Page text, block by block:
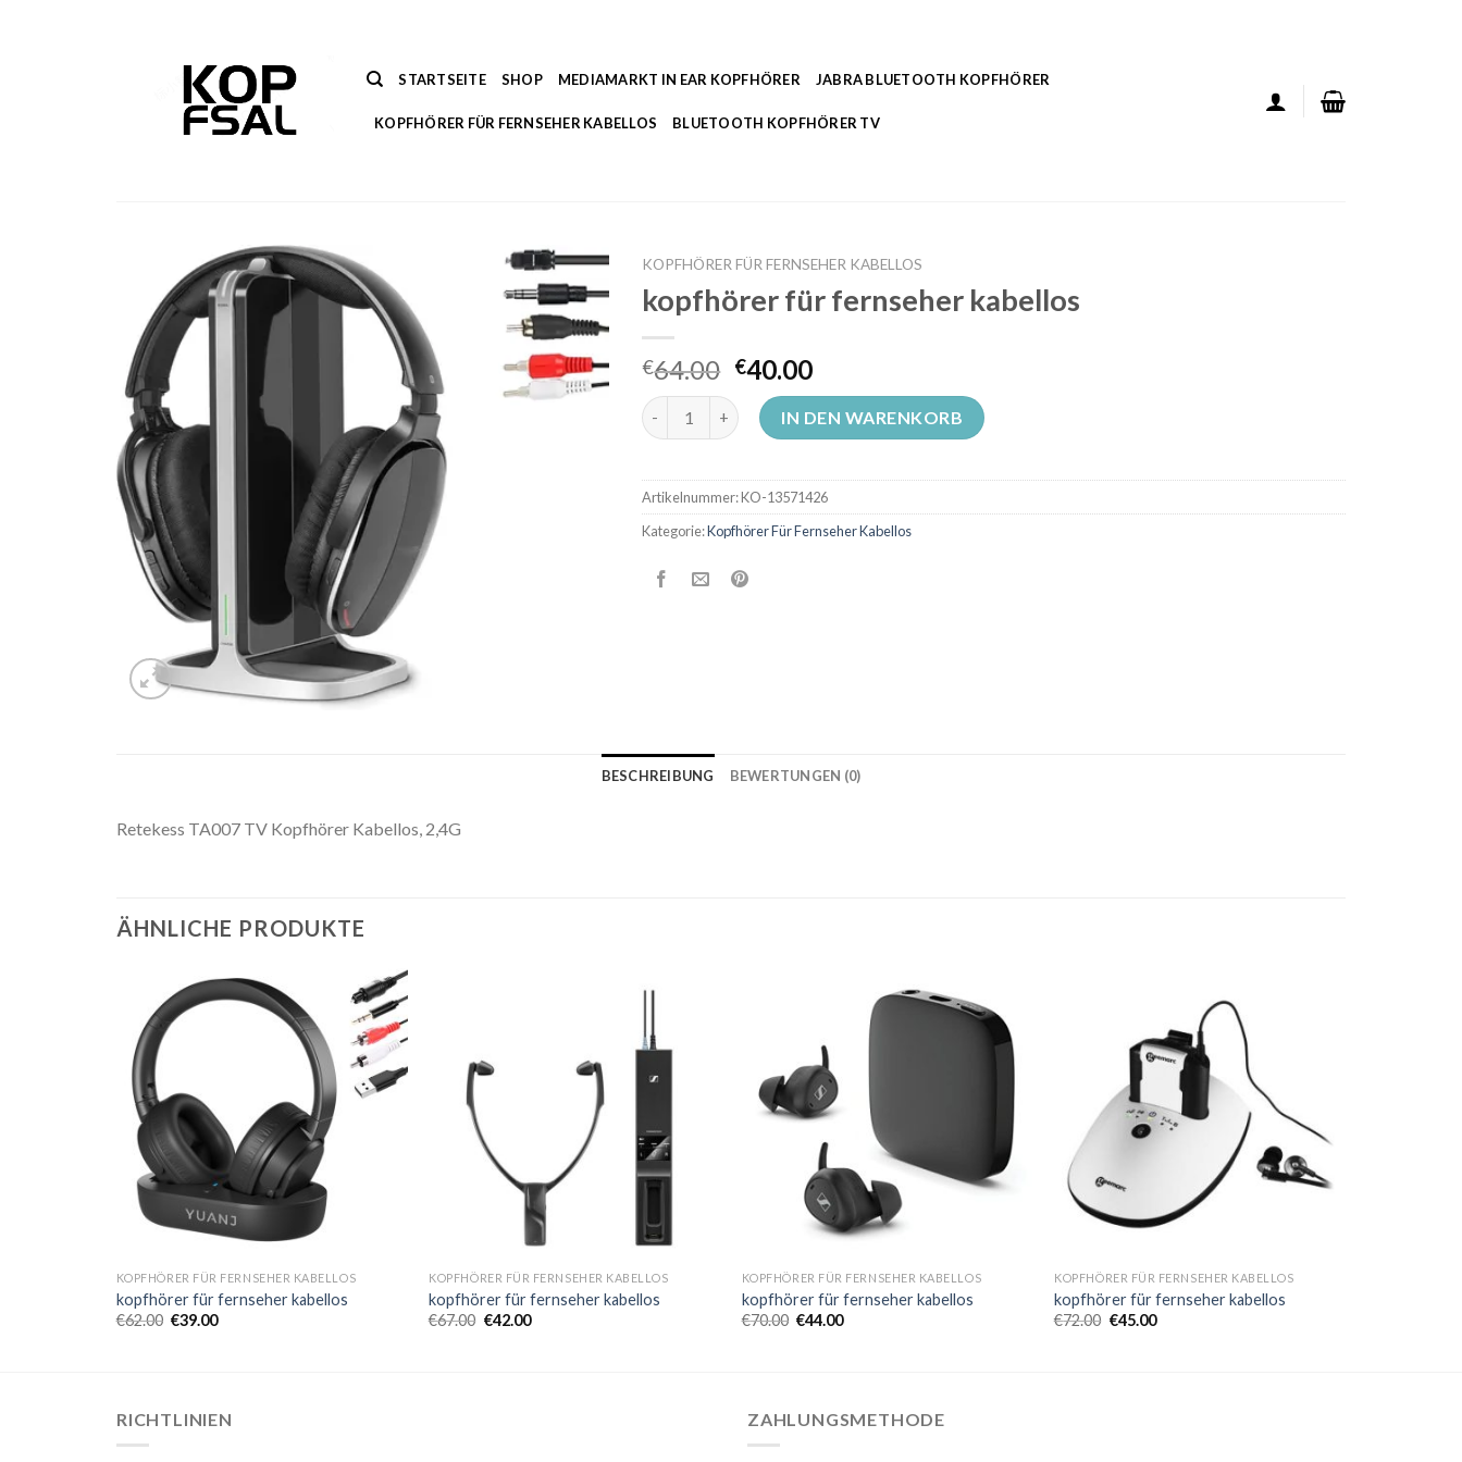
STARTSEITE SHOP MEDIAMARKT IN EAR KOPFHÖRER JABRA BLUETOOTH KOPFHÖRER
KOPFHÖRER FÜR FERNSEHER KABELLOS BLUETOOTH KOPFHÖRER TV
KOPFHÖRER FÜR FERNSEHER KABELLOS
kopfhörer für fernseher kabellos
€64.00 €40.00
kopfhörer für fernseher kabellos Menge
IN DEN WARENKORB
Artikelnummer:KO-13571426
Kategorie:Kopfhörer Für Fernseher Kabellos
BESCHREIBUNG BEWERTUNGEN (0)
Retekess TA007 TV Kopfhörer Kabellos, 2,4G
ÄHNLICHE PRODUKTE
KOPFHÖRER FÜR FERNSEHER KABELLOS
kopfhörer für fernseher kabellos
€62.00 €39.00
KOPFHÖRER FÜR FERNSEHER KABELLOS
kopfhörer für fernseher kabellos
€67.00 €42.00
KOPFHÖRER FÜR FERNSEHER KABELLOS
kopfhörer für fernseher kabellos
€70.00 €44.00
KOPFHÖRER FÜR FERNSEHER KABELLOS
kopfhörer für fernseher kabellos
€72.00 €45.00
RICHTLINIEN ZAHLUNGSMETHODE